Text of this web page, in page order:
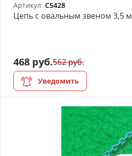
Артикул: C5428
Цепь с овальным звеном 3,5
468 руб.562 руб.
Уведомить